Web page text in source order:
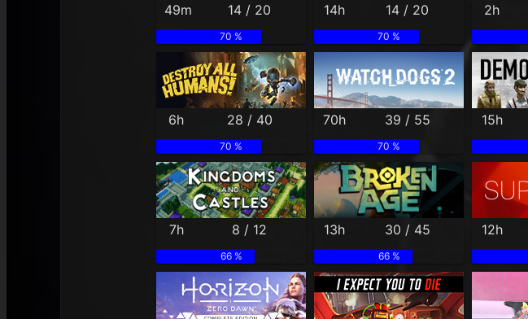
49m 14 / 20
70 %
14h 14 / 20
70 %
2h
6h 28 / 40
70 %
70h 39 / 55
70 %
15h
7h 8 / 12
66 %
13h 30 / 45
66 %
12h